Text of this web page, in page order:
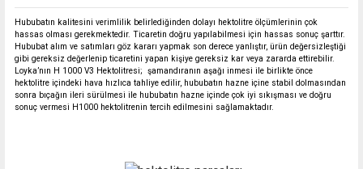
Hububatın kalitesini verimlilik belirlediğinden dolayı hektolitre ölçümlerinin çok
hassas olması gerekmektedir. Ticaretin doğru yapılabilmesi için hassas sonuç şarttır.
Hububat alım ve satımları göz kararı yapmak son derece yanlıştır, ürün değersizleştiği
gibi gereksiz değerlenip ticaretini yapan kişiye gereksiz kar veya zararda ettirebilir.
Loyka’nın H 1000 V3 Hektolitresi; şamandıranın aşağı inmesi ile birlikte önce
hektolitre içindeki hava hızlıca tahliye edilir, hububatın hazne içine stabil dolmasından
sonra bıçağın ileri sürülmesi ile hububatın hazne içinde çok iyi sıkışması ve doğru
sonuç vermesi H1000 hektolitrenin tercih edilmesini sağlamaktadır.